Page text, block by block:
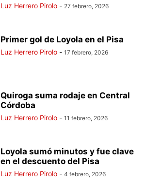
Luz Herrero Pirolo - 27 febrero, 2026
Primer gol de Loyola en el Pisa
Luz Herrero Pirolo - 17 febrero, 2026
Quiroga suma rodaje en Central
Córdoba
Luz Herrero Pirolo - 11 febrero, 2026
Loyola sumó minutos y fue clave
en el descuento del Pisa
Luz Herrero Pirolo - 4 febrero, 2026